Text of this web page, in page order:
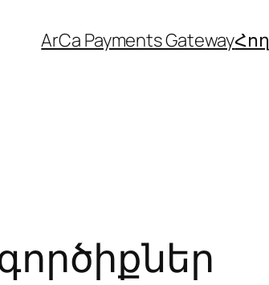
ArCa Payments GatewayՀող